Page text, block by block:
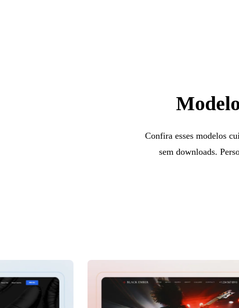
Confira esses modelos
sem downloads.